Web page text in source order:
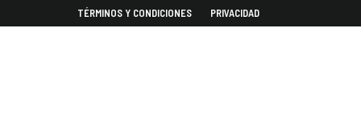
TÉRMINOS Y CONDICIONES PRIVACIDAD